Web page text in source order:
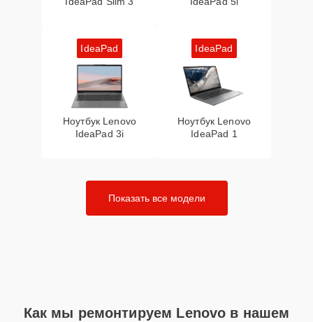
IdeaPad
Ноутбук Lenovo
IdeaPad 3i
IdeaPad
Ноутбук Lenovo
IdeaPad 1
Показать все модели
Как мы ремонтируем Lenovo в нашем